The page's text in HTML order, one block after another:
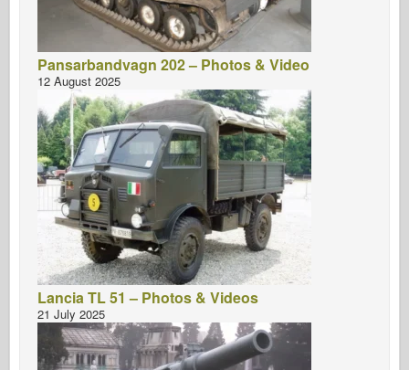
Pansarbandvagn 202 – Photos & Video
12 August 2025
Lancia TL 51 – Photos & Videos
21 July 2025